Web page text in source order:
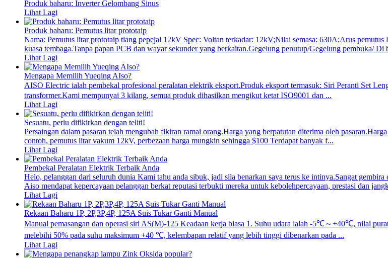
Produk baharu: Inverter Gelombang Sinus
Lihat Lagi
Produk baharu: Pemutus litar prototaip
Nama: Pemutus litar prototaip tiang pepejal 12kV Spec: Voltan terkadar: 12kV;Nilai semasa: 630A;Arus
kuasa tembaga.Tanpa papan PCB dan wayar sekunder yang berkaitan.Gegelung penutup/Gegelung pembuka/ Di
Lihat Lagi
Mengapa Memilih Yueqing AIso?
AISO Electric ialah pembekal profesional peralatan elektrik eksport.Produk eksport termasuk: Siri Peranti Set
transformer.Kami mempunyai 3 kilang, semua produk dihasilkan mengikut ketat ISO9001 dan ...
Lihat Lagi
Sesuatu, perlu difikirkan dengan teliti!
Persaingan dalam pasaran telah mengubah fikiran ramai orang.Harga yang berpatutan diterima oleh
contoh, pemutus litar vakum 12kV, perbezaan harga mungkin sehingga $100 Terdapat banyak f...
Lihat Lagi
Pembekal Peralatan Elektrik Terbaik Anda
Helo, pelanggan dari seluruh dunia Kami tahu anda sibuk, jadi sila benarkan saya terus ke intinya.Sangat
Aiso mendapat kepercayaan pelanggan berkat reputasi terbukti mereka untuk kebolehpercayaan, prestasi dan
Lihat Lagi
Rekaan Baharu 1P, 2P,3P,4P, 125A Suis Tukar Ganti Manual
Manual pemasangan dan operasi siri AS(M)-125 Keadaan kerja biasa 1. Suhu udara ialah -5℃～+40℃, nilai
melebihi 50% pada suhu maksimum +40 ℃, kelembapan relatif yang lebih tinggi dibenarkan pada ...
Lihat Lagi